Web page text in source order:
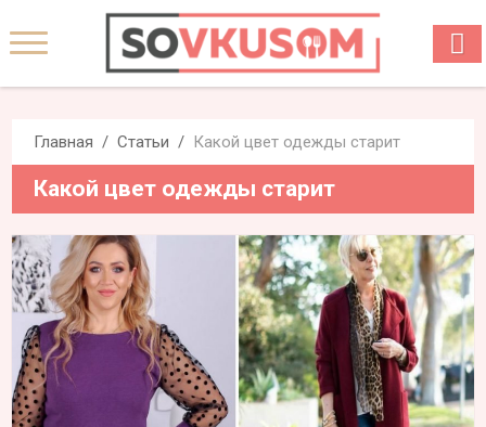
Главная Статьи Какой цвет одежды старит
Какой цвет одежды старит